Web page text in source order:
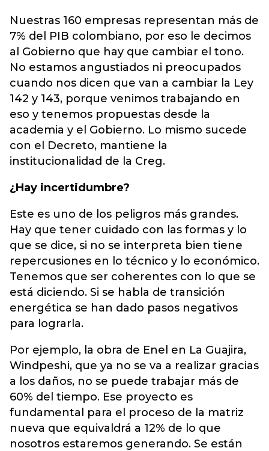
Nuestras 160 empresas representan más de
7% del PIB colombiano, por eso le decimos
al Gobierno que hay que cambiar el tono.
No estamos angustiados ni preocupados
cuando nos dicen que van a cambiar la Ley
142 y 143, porque venimos trabajando en
eso y tenemos propuestas desde la
academia y el Gobierno. Lo mismo sucede
con el Decreto, mantiene la
institucionalidad de la Creg.
¿Hay incertidumbre?
Este es uno de los peligros más grandes.
Hay que tener cuidado con las formas y lo
que se dice, si no se interpreta bien tiene
repercusiones en lo técnico y lo económico.
Tenemos que ser coherentes con lo que se
está diciendo. Si se habla de transición
energética se han dado pasos negativos
para lograrla.
Por ejemplo, la obra de Enel en La Guajira,
Windpeshi, que ya no se va a realizar gracias
a los daños, no se puede trabajar más de
60% del tiempo. Ese proyecto es
fundamental para el proceso de la matriz
nueva que equivaldrá a 12% de lo que
nosotros estaremos generando. Se están